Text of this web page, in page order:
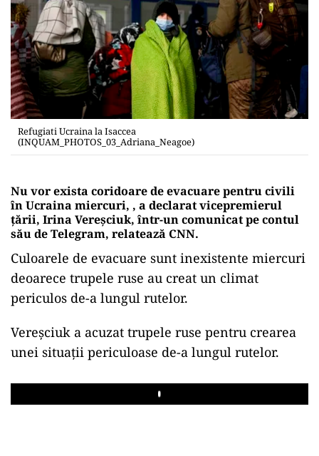
Refugiati Ucraina la Isaccea
(INQUAM_PHOTOS_03_Adriana_Neagoe)
Nu vor exista coridoare de evacuare pentru civili
în Ucraina miercuri, , a declarat vicepremierul
ţării, Irina Vereşciuk, într-un comunicat pe contul
său de Telegram, relatează CNN.
Culoarele de evacuare sunt inexistente miercuri
deoarece trupele ruse au creat un climat
periculos de-a lungul rutelor.
Vereşciuk a acuzat trupele ruse pentru crearea
unei situaţii periculoase de-a lungul rutelor.
Play